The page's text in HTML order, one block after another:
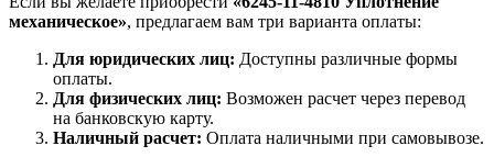
механическое», предлагаем вам три варианта оплаты:
Для юридических лиц: Доступны различные формы
оплаты.
Для физических лиц: Возможен расчет через перевод
на банковскую карту.
Наличный расчет: Оплата наличными при самовывозе.